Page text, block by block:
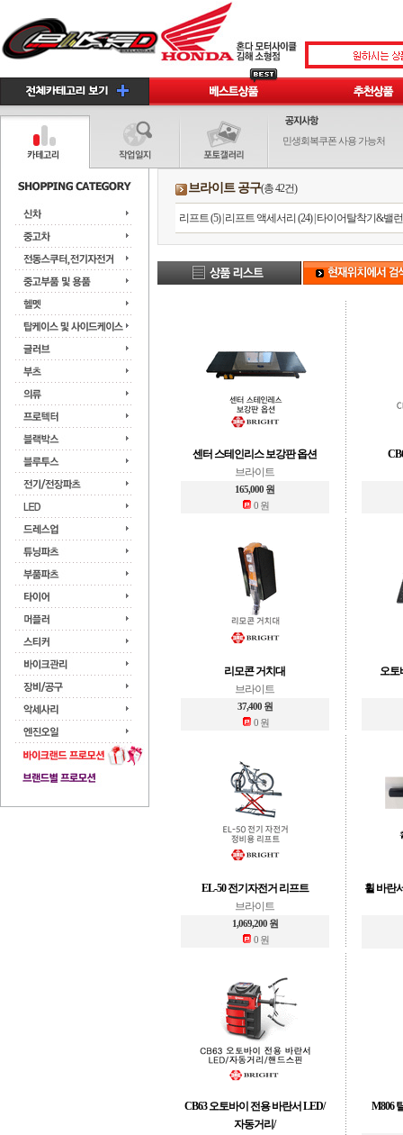
민생회복쿠폰 사용 가능처
브라이트 공구(총 42건)
리프트 (5)| 리프트 액세서리 (24)| 타이어탈착기&밸
센터 스테인리스 보강판 옵션
브라이트
165,000 원
0 원
리모콘 거치대
브라이트
37,400 원
0 원
오토
EL-50 전기자전거 리프트
브라이트
1,069,200 원
0 원
휠 바란
CB63 오토바이 전용 바란서 LED/
자동거리/
M806